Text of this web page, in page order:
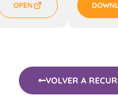
OPEN
VOLVER A